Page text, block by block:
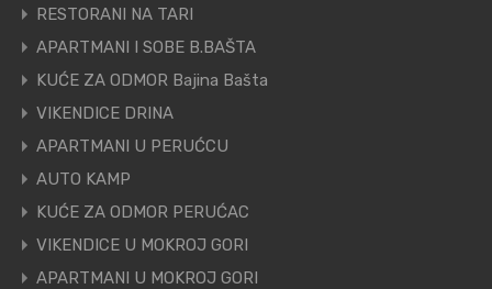
RESTORANI NA TARI
APARTMANI I SOBE B.BAŠTA
KUĆE ZA ODMOR Bajina Bašta
VIKENDICE DRINA
APARTMANI U PERUĆCU
AUTO KAMP
KUĆE ZA ODMOR PERUĆAC
VIKENDICE U MOKROJ GORI
APARTMANI U MOKROJ GORI